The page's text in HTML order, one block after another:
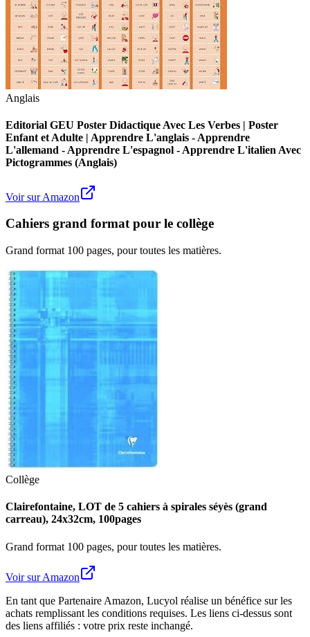
Anglais
Editorial GEU Poster Didactique Avec Les Verbes | Poster
Enfant et Adulte | Apprendre L'anglais - Apprendre
L'allemand - Apprendre L'espagnol - Apprendre L'italien Avec
Pictogrammes (Anglais)
Voir sur Amazon
Cahiers grand format pour le collège
Grand format 100 pages, pour toutes les matières.
Collège
Clairefontaine, LOT de 5 cahiers à spirales séyès (grand
carreau), 24x32cm, 100pages
Grand format 100 pages, pour toutes les matières.
Voir sur Amazon
En tant que Partenaire Amazon, Lucyol réalise un bénéfice sur les
achats remplissant les conditions requises. Les liens ci-dessus sont
des liens affiliés : votre prix reste inchangé.